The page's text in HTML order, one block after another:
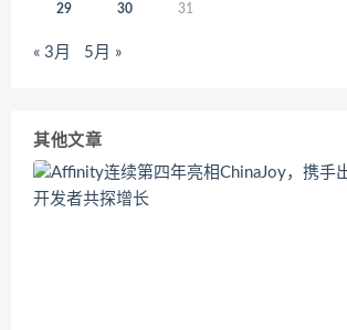
29 30 31
« 3月 5月 »
其他文章